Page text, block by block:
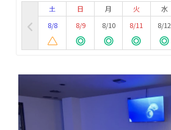
土
8/8
日
8/9
月
8/10
火
8/11
水
8/12